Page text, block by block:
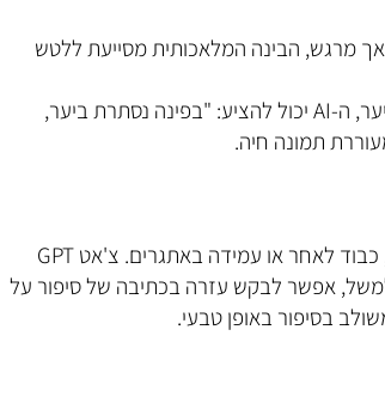
מרגש, הבינה המלאכותית מסייעת ללטש
לדוגמה, במקום לכתוב: "הילדה גילתה שיער קסום בפינת היער, ה-AI יכול להציע: "בפינה נסתרת ביער,
תמונה חיה.
ספרי ילדים מצליחים מעבירים מסרים חשובים – על חברות, כבוד לאחר או עמידה באתגרים. צ'אט GPT
למשל, אפשר לבקש עזרה בכתיבה של סיפור על
בסיפור באופן טבעי.